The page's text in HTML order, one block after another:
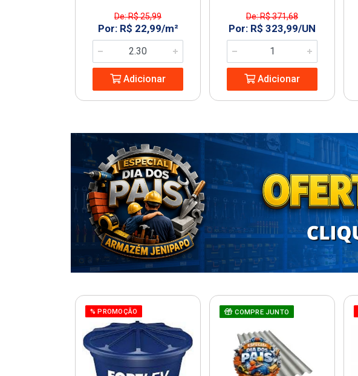
De: R$ 25,99
Por: R$ 22,99/m²
Adicionar
De: R$ 371,68
Por: R$ 323,99/UN
Adicionar
% PROMOÇÃO COMPRE JUNTO